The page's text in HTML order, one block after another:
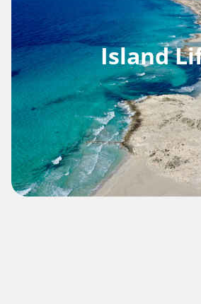
Island